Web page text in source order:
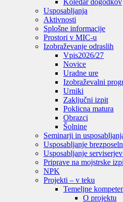
Koledar dogodkov
Usposabljanja
Aktivnosti
Splošne informacije
Prostori v MIC-u
Izobraževanje odraslih
Vpis2026/27
Novice
Uradne ure
Izobraževalni
Urniki
Zaključni izpit
Poklicna matura
Obrazci
Šolnine
Seminarji in
Usposabljanje
Usposabljanje
Priprave na mojstrske
NPK
Projekti – v teku
Temeljne
O projektu